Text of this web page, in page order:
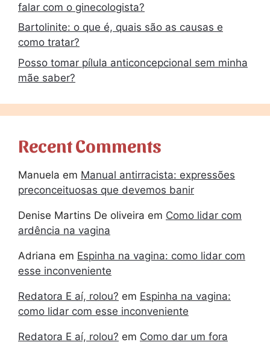
falar com o ginecologista?
Bartolinite: o que é, quais são as causas e
como tratar?
Posso tomar pílula anticoncepcional sem minha
mãe saber?
Recent Comments
Manuela em Manual antirracista: expressões
preconceituosas que devemos banir
Denise Martins De oliveira em Como lidar com
ardência na vagina
Adriana em Espinha na vagina: como lidar com
esse inconveniente
Redatora E aí, rolou? em Espinha na vagina:
como lidar com esse inconveniente
Redatora E aí, rolou? em Como dar um fora